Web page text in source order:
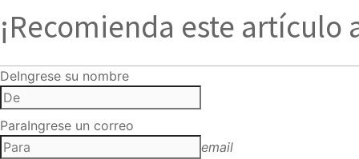
¡Recomienda este artículo
DeIngrese su nombre
ParaIngrese un correo
email